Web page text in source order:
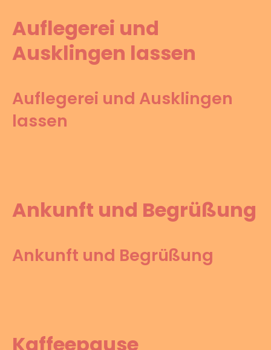
Auflegerei und
Ausklingen lassen
Auflegerei und Ausklingen
lassen
Ankunft und Begrüßung
Ankunft und Begrüßung
Kaffeepause